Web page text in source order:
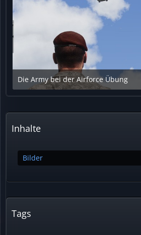
Die Army bei der Airforce Übung
3. November 2024 um 17:52
1
Inhalte
Bilder
Tags